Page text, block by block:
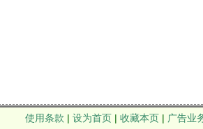
使用条款 | 设为首页 | 收藏本页 | 广告业